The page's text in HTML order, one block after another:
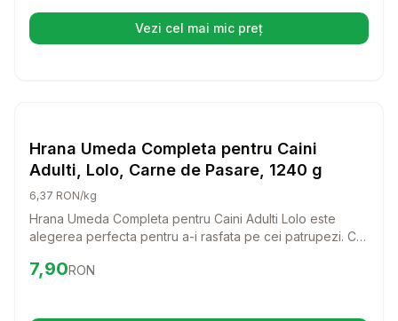
Vezi cel mai mic preț(se deschide într-o filă nouă)
Hrana Umeda Caini
Hrana Umeda Completa pentru Caini
Adulti, Lolo, Carne de Pasare, 1240 g
6,37 RON/kg
Hrana Umeda Completa pentru Caini Adulti Lolo este
alegerea perfecta pentru a-i rasfata pe cei patrupezi. Cu
aduce bucurie si energie in fiecare zi.
Preț:7.90
7,90RON